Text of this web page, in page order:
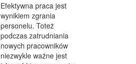
Efektywna praca jest
wynikiem zgrania
personelu. Toteż
podczas zatrudniania
nowych pracowników
niezwykle ważne jest